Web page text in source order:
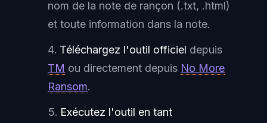
nom de la note de rançon (.txt, .html)
et toute information dans la note.
Téléchargez l'outil officiel depuis
TM ou directement depuis No More
Ransom.
Exécutez l'outil en tant